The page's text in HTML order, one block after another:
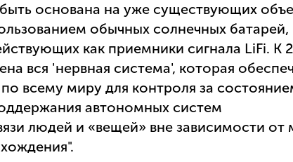
основана на уже существующих
обычных солнечных батарей,
как приемники сигнала LiFi. К
вся 'нервная система', которая
всему миру для контроля за
автономных систем
людей и «вещей» вне зависимости от